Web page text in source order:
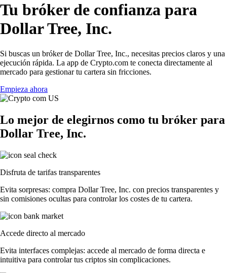
Tu bróker de confianza para
Dollar Tree, Inc.
Si buscas un bróker de Dollar Tree, Inc., necesitas precios claros y una
ejecución rápida. La app de Crypto.com te conecta directamente al
mercado para gestionar tu cartera sin fricciones.
Empieza ahora
Lo mejor de elegirnos como tu bróker para
Dollar Tree, Inc.
Disfruta de tarifas transparentes
Evita sorpresas: compra Dollar Tree, Inc. con precios transparentes y
sin comisiones ocultas para controlar los costes de tu cartera.
Accede directo al mercado
Evita interfaces complejas: accede al mercado de forma directa e
intuitiva para controlar tus criptos sin complicaciones.